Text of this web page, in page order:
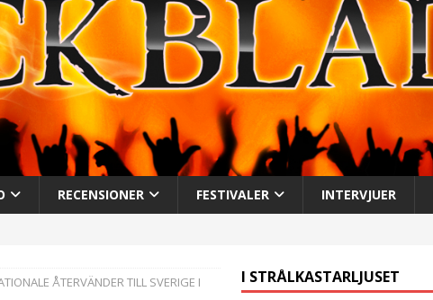
RECENSIONER FESTIVALER INTERVJUER
ÅTERVÄNDER TILL SVERIGE I
I STRÅLKASTARLJUSET